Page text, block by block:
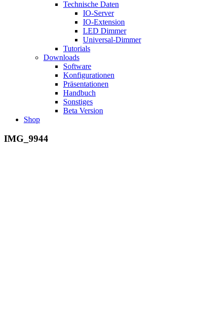
Technische Daten
IO-Server
IO-Extension
LED Dimmer
Universal-Dimmer
Tutorials
Downloads
Software
Konfigurationen
Präsentationen
Handbuch
Sonstiges
Beta Version
Shop
IMG_9944